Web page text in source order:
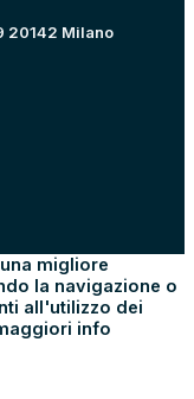
20142 Milano
migliore
la navigazione o
all'utilizzo dei
info